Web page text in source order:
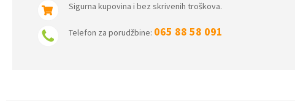
Sigurna kupovina i bez skrivenih troškova.
Telefon za porudžbine: 065 88 58 091